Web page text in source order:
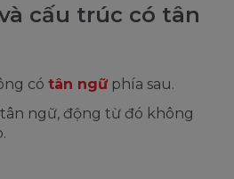
cấu trúc có tân
có tân ngữphía sau.
ngữ, động từ đó không